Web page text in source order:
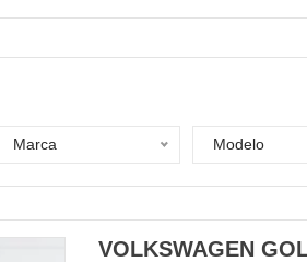
Marca Modelo
VOLKSWAGEN